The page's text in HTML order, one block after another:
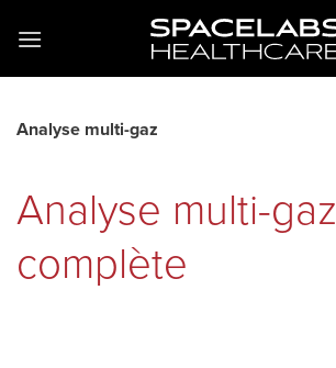
Analyse multi-gaz
Analyse multi-gaz
complète